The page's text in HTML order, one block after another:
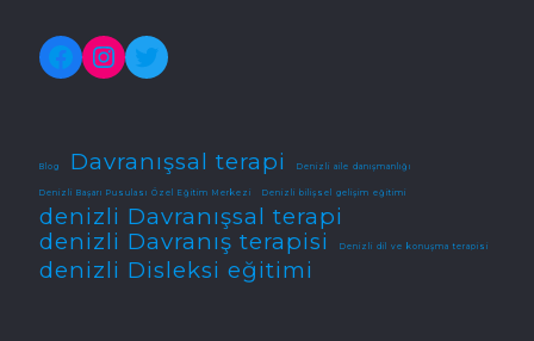
Facebook
Instagram
Twitter
Blog Davranışsal terapi Denizli aile danışmanlığı
Denizli Başarı Pusulası Özel Eğitim Merkezi Denizli bilişsel gelişim eğitimi
denizli Davranışsal terapi
denizli Davranış terapisi
Denizli dil ve konuşma terapisi
denizli Disleksi eğitimi